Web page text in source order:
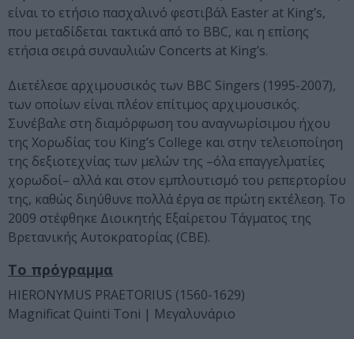
είναι το ετήσιο πασχαλινό φεστιβάλ Easter at King’s,
που μεταδίδεται τακτικά από το BBC, και η επίσης
ετήσια σειρά συναυλιών Concerts at King’s.
Διετέλεσε αρχιμουσικός των BBC Singers (1995-2007),
των οποίων είναι πλέον επίτιμος αρχιμουσικός.
Συνέβαλε στη διαμόρφωση του αναγνωρίσιμου ήχου
της Χορωδίας του King’s College και στην τελειοποίηση
της δεξιοτεχνίας των μελών της –όλα επαγγελματίες
χορωδοί– αλλά και στον εμπλουτισμό του ρεπερτορίου
της, καθώς διηύθυνε πολλά έργα σε πρώτη εκτέλεση. Το
2009 στέφθηκε Διοικητής Εξαίρετου Τάγματος της
Βρετανικής Αυτοκρατορίας (CBE).
Το πρόγραμμα
HIERONYMUS PRAETORIUS (1560-1629)
Magnificat Quinti Toni | Μεγαλυνάριο